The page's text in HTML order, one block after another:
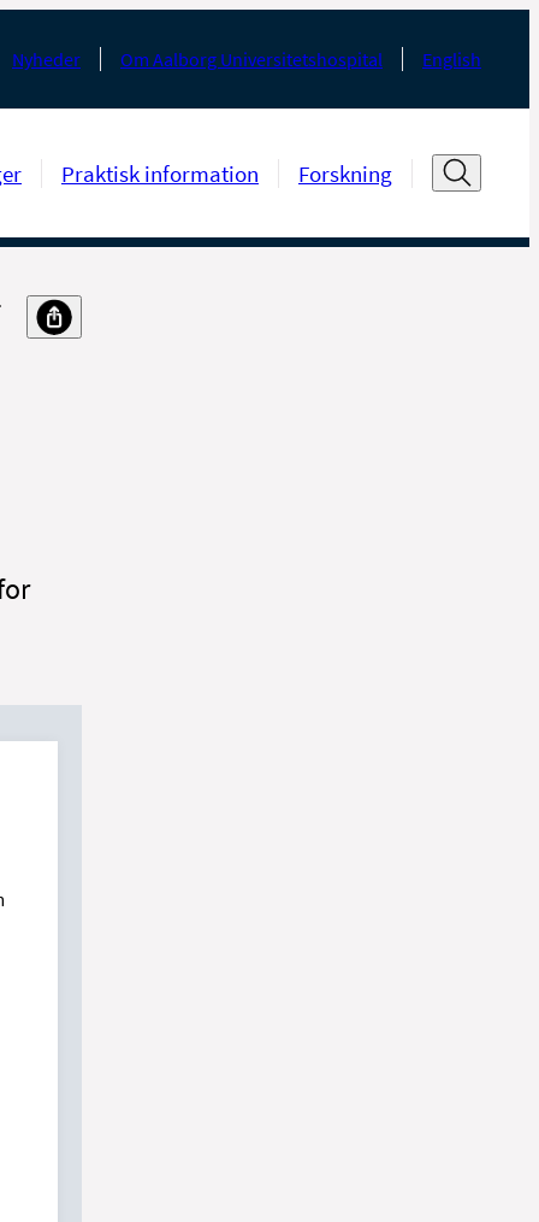
Nyheder Om Aalborg Universitetshospital English
Praktisk information Forskning